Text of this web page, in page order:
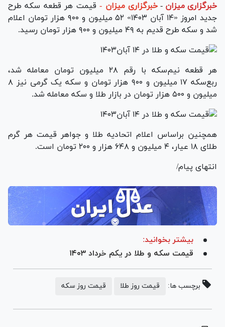
خبرگزاری میزان - خبرگزاری میزان -قیمت هر قطعه سکه طرح
جدید امروز «۱۴ آبان ۱۴۰۳» ۵۲ میلیون و ۹۰۰ هزار تومان اعلام
شد و سکه طرح قدیم به ۴۹ میلیون و ۹۰۰ هزار تومان رسید.
هر قطعه نیم‌سکه با رقم ۲۸ میلیون تومان معامله شد،
ربع‌سکه ۱۷ میلیون و ۹۰۰ هزار تومان و سکه یک گرمی نیز ۸
میلیون و ۵۰۰ هزار تومان در بازار طلا و سکه معامله شد.
همچنین براساس اعلام اتحادیه طلا و جواهر قیمت هر گرم
طلای ۱۸ عیار، ۴ میلیون و ۶۴۸ هزار و ۲۰۰ تومان است.
انتهای پیام/
بیشتر بخوانید:
قیمت سکه و طلا در یکم خرداد ۱۴۰۳
برچسب ها: قیمت روز طلا قیمت روز سکه